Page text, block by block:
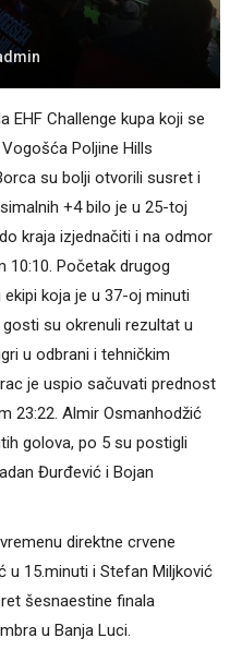
EHF Challenge kupa koji se
Poljine Hills
su bolji otvorili susret i
+4 bilo je u 25-toj
kraja izjednačiti i na odmor
Početak drugog
koja je u 37-oj minuti
su okrenuli rezultat u
u odbrani i tehničkim
je uspio sačuvati prednost
23:22. Almir Osmanhodžić
golova, po 5 su postigli
Đurđević i Bojan
direktne crvene
u 15.minuti i Stefan Miljković
šesnaestine finala
u Banja Luci.